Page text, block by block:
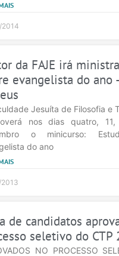
da FAJE irá
evangelista do ano
Jesuíta de Filosofia e
nos dias quatro,
o minicurso:
do ano
de candidatos
seletivo do CTP
NO PROCESSO